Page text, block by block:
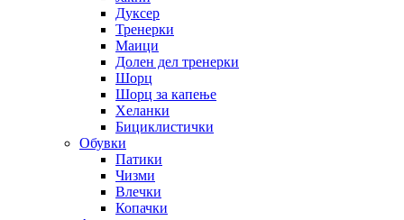
Дуксер
Тренерки
Маици
Долен дел тренерки
Шорц
Шорц за капење
Хеланки
Бициклистички
Обувки
Патики
Чизми
Влечки
Копачки